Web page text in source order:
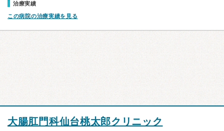
治療実績
この病院の治療実績を見る
大腸肛門科仙台桃太郎クリニック